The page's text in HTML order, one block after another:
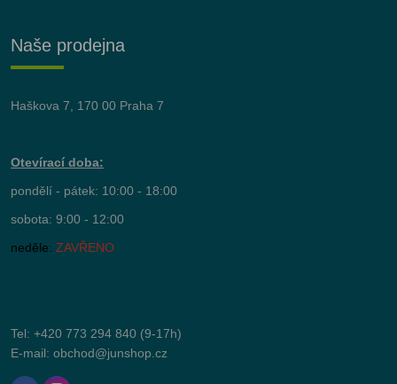
Naše prodejna
Haškova 7, 170 00 Praha 7
Otevírací doba:
pondělí - pátek: 10:00 - 18:00
sobota: 9:00 - 12:00
neděle: ZAVŘENO
Tel: +420 773 294 840 (9-17h)
E-mail: obchod@junshop.cz